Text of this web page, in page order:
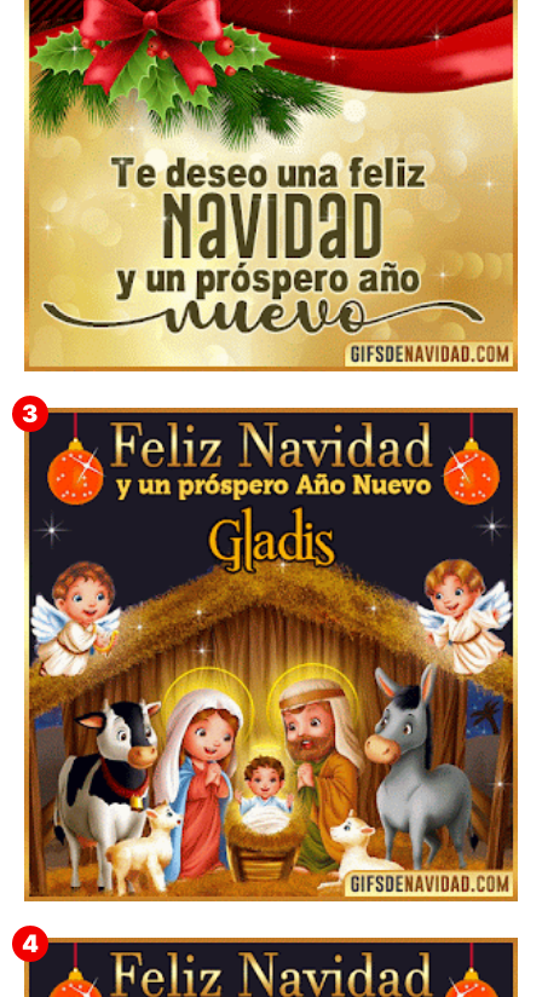
Feliz Navidad y próspero Año Nuevo Edmunda
Te deseo una Feliz Navidad Barsimea